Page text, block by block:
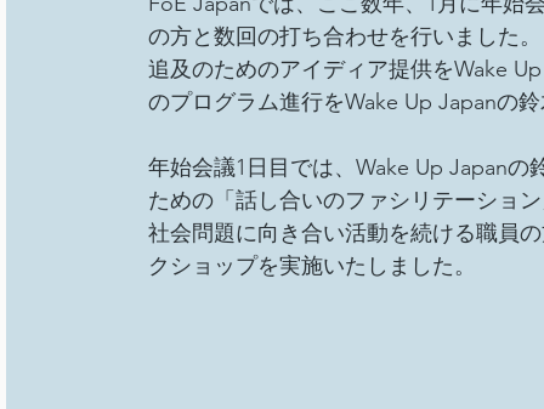
の方と数回の打ち合わせを行いました
追及のためのアイディア提供をWake
のプログラム進行をWake Up Japanの
年始会議1日目では、Wake Up Japan
ための「話し合いのファシリテーショ
社会問題に向き合い活動を続ける職員
クショップを実施いたしました。